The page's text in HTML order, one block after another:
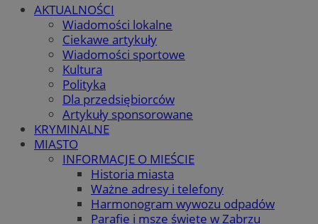
AKTUALNOŚCI
Wiadomości lokalne
Ciekawe artykuły
Wiadomości sportowe
Kultura
Polityka
Dla przedsiębiorców
Artykuły sponsorowane
KRYMINALNE
MIASTO
INFORMACJE O MIEŚCIE
Historia miasta
Ważne adresy i telefony
Harmonogram wywozu odpadów
Parafie i msze święte w Zabrzu